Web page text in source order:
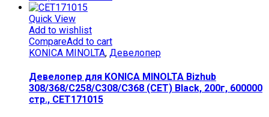
Quick View
Add to wishlist
CompareAdd to cart
KONICA MINOLTA, Девелопер
Девелопер для KONICA MINOLTA Bizhub
308/368/C258/C308/C368 (CET) Black, 200г, 600000
стр., CET171015